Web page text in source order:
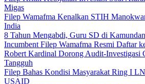
Migas
Filep Wamafma Kenalkan STIH
India
8 Tahun Mengabdi, Guru SD di
Incumbent Filep Wamafma Resmi Daftar
Robert Kardinal Dorong Audit-
Tangguh
Filep Bahas Kondisi Masyarakat Ring I
USAID